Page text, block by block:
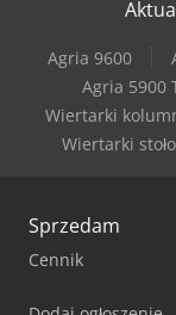
Agria 9600
Agria 5900
Wiertarki
Wiertarki
Sprzedam
Cennik